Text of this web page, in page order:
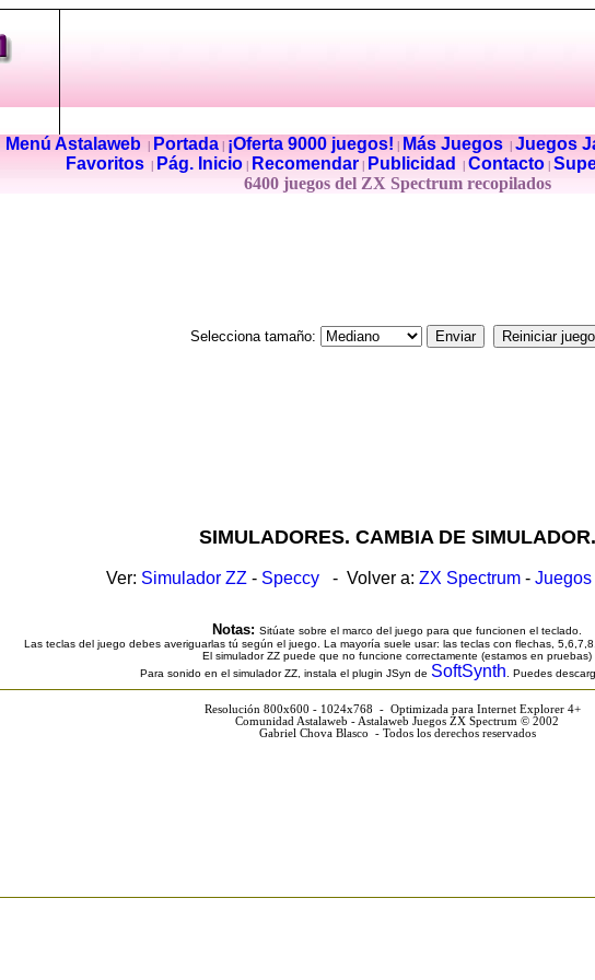
Menú Astalaweb| Portada| ¡Oferta 9000 juegos! Más Juegos| Juegos
Favoritos
Pág. Inicio Recomendar Publicidad Contacto
6400 juegos del ZX Spectrum recopilados
Selecciona tamaño:
SIMULADORES. CAMBIA DE SIMULADOR.
Ver: Simulador ZZ - Speccy - Volver a: ZX Spectrum - Juegos
Notas: Sitúate sobre el marco del juego para que funcionen el teclado.
Las teclas del juego debes averiguarlas tú según el juego. La mayoría suele usar: las teclas con flechas,
El simulador ZZ puede que no funcione correctamente (estamos en pruebas)
Para sonido en el simulador ZZ, instala el plugin JSyn de SoftSynth . Puedes
Resolución 800x600 - 1024x768 - Optimizada para Internet Explorer 4+
Comunidad Astalaweb - Astalaweb Juegos ZX Spectrum © 2002
Gabriel Chova Blasco - Todos los derechos reservados